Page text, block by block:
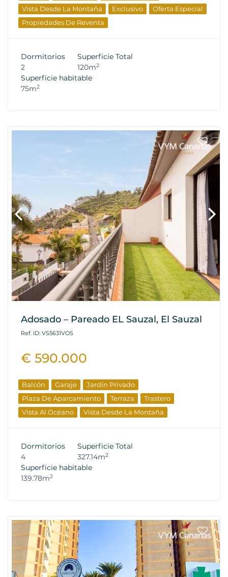
Vista Desde La Montaña
Exclusivo
Oferta Especial
Propiedades De Reventa
Dormitorios
2
Superficie Total
120m2
Superficie habitable
75m2
Adosado – Pareado EL Sauzal, El Sauzal
Ref. ID: VS5631VOS
€ 590.000
Balcón Garaje
Jardín Privado
Plaza De Aparcamiento
Terraza
Trastero
Vista Al Océano
Vista Desde La Montaña
Dormitorios
4
Superficie Total
327.14m2
Superficie habitable
139.78m2